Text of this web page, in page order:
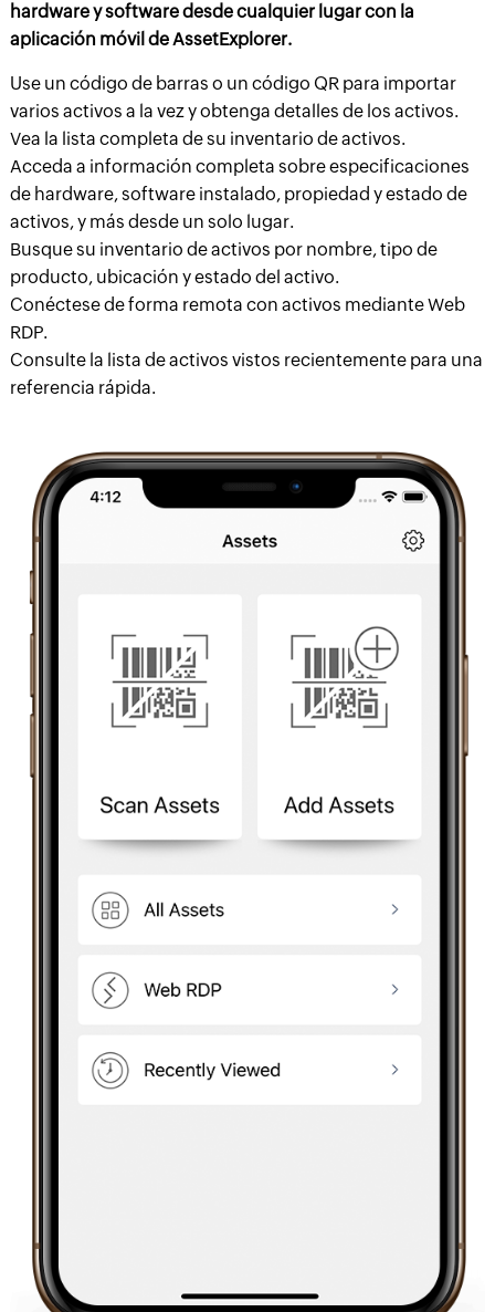
hardware y software desde cualquier lugar con la
aplicación móvil de AssetExplorer.
Use un código de barras o un código QR para importar
varios activos a la vez y obtenga detalles de los activos.
Vea la lista completa de su inventario de activos.
Acceda a información completa sobre especificaciones
de hardware, software instalado, propiedad y estado de
activos, y más desde un solo lugar.
Busque su inventario de activos por nombre, tipo de
producto, ubicación y estado del activo.
Conéctese de forma remota con activos mediante Web
RDP.
Consulte la lista de activos vistos recientemente para una
referencia rápida.